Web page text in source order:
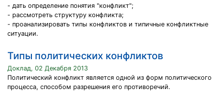
- дать определение понятия "конфликт";
- рассмотреть структуру конфликта;
- проанализировать типы конфликтов и типичные конфликтные
ситуации.
Типы политических конфликтов
Доклад, 02 Декабря 2013
Политический конфликт является одной из форм политического
процесса, способом разрешения его противоречий.